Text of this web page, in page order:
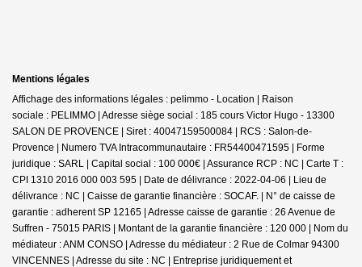
Mentions légales
Affichage des informations légales : pelimmo - Location | Raison
sociale : PELIMMO | Adresse siège social : 185 cours Victor Hugo - 13300
SALON DE PROVENCE | Siret : 40047159500084 | RCS : Salon-de-
Provence | Numero TVA Intracommunautaire : FR54400471595 | Forme
juridique : SARL | Capital social : 100 000€ | Assurance RCP : NC | Carte T :
CPI 1310 2016 000 003 595 | Date de délivrance : 2022-04-06 | Lieu de
délivrance : NC | Caisse de garantie financière : SOCAF. | N° de caisse de
garantie : adherent SP 12165 | Adresse caisse de garantie : 26 Avenue de
Suffren - 75015 PARIS | Montant de la garantie financière : 120 000 | Nom du
médiateur : ANM CONSO | Adresse du médiateur : 2 Rue de Colmar 94300
VINCENNES | Adresse du site : NC | Entreprise juridiquement et